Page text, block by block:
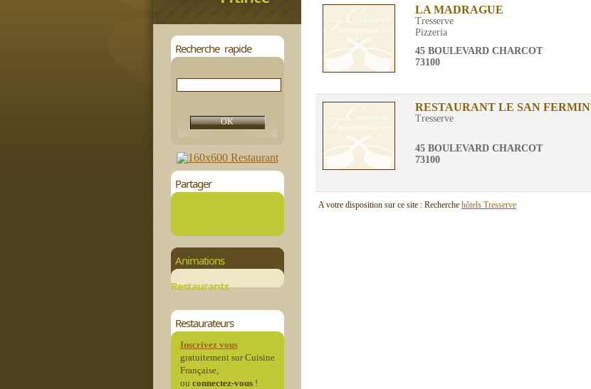
Recherche rapide
Partager
Animations
Restaurants
Restaurateurs
Inscrivez vous
gratuitement sur Cuisine
Française,
ou connectez-vous!
LA MADRAGUE
Tresserve
Pizzeria
45 BOULEVARD CHARCOT
73100
RESTAURANT LE SAN FERMIN
Tresserve
45 BOULEVARD CHARCOT
73100
A votre disposition sur ce site : Recherche hôtels Tresserve